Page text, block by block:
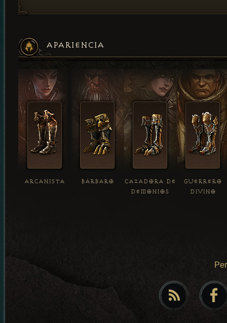
APARIENCIA
ARCANISTA BÁRBARO
CAZADORA DE
DEMONIOS
GUERRERO
DIVINO